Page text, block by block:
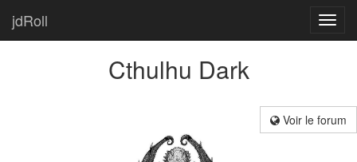
jdRoll
Cthulhu Dark
Voir le forum